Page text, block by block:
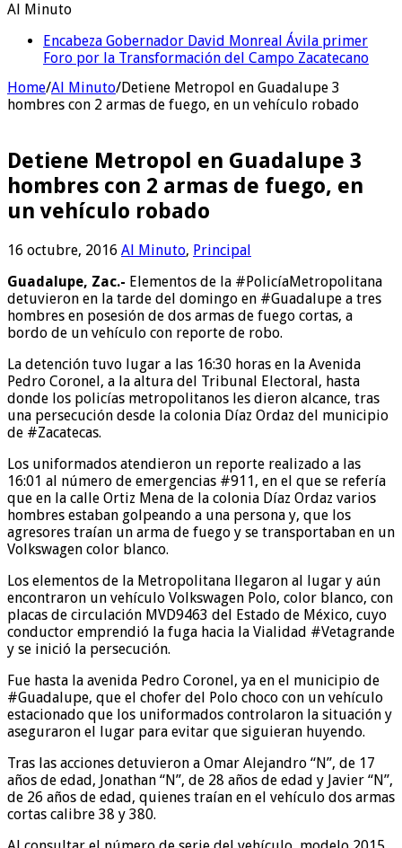
Al Minuto
Encabeza Gobernador David Monreal Ávila primer
Foro por la Transformación del Campo Zacatecano
Home/Al Minuto/Detiene Metropol en Guadalupe 3
hombres con 2 armas de fuego, en un vehículo robado
Detiene Metropol en Guadalupe 3
hombres con 2 armas de fuego, en
un vehículo robado
16 octubre, 2016 Al Minuto, Principal
Guadalupe, Zac.- Elementos de la #PolicíaMetropolitana
detuvieron en la tarde del domingo en #Guadalupe a tres
hombres en posesión de dos armas de fuego cortas, a
bordo de un vehículo con reporte de robo.
La detención tuvo lugar a las 16:30 horas en la Avenida
Pedro Coronel, a la altura del Tribunal Electoral, hasta
donde los policías metropolitanos les dieron alcance, tras
una persecución desde la colonia Díaz Ordaz del municipio
de #Zacatecas.
Los uniformados atendieron un reporte realizado a las
16:01 al número de emergencias #911, en el que se refería
que en la calle Ortiz Mena de la colonia Díaz Ordaz varios
hombres estaban golpeando a una persona y, que los
agresores traían un arma de fuego y se transportaban en un
Volkswagen color blanco.
Los elementos de la Metropolitana llegaron al lugar y aún
encontraron un vehículo Volkswagen Polo, color blanco, con
placas de circulación MVD9463 del Estado de México, cuyo
conductor emprendió la fuga hacia la Vialidad #Vetagrande
y se inició la persecución.
Fue hasta la avenida Pedro Coronel, ya en el municipio de
#Guadalupe, que el chofer del Polo choco con un vehículo
estacionado que los uniformados controlaron la situación y
aseguraron el lugar para evitar que siguieran huyendo.
Tras las acciones detuvieron a Omar Alejandro “N”, de 17
años de edad, Jonathan “N”, de 28 años de edad y Javier “N”,
de 26 años de edad, quienes traían en el vehículo dos armas
cortas calibre 38 y 380.